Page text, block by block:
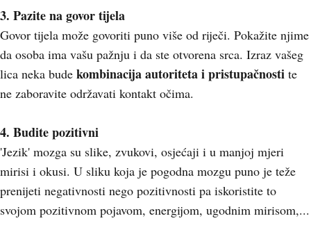
3. Pazite na govor tijela
Govor tijela može govoriti puno više od riječi. Pokažite njime
da osoba ima vašu pažnju i da ste otvorena srca. Izraz vašeg
lica neka bude kombinacija autoriteta i pristupačnosti te
ne zaboravite održavati kontakt očima.
4. Budite pozitivni
'Jezik' mozga su slike, zvukovi, osjećaji i u manjoj mjeri
mirisi i okusi. U sliku koja je pogodna mozgu puno je teže
prenijeti negativnosti nego pozitivnosti pa iskoristite to
svojom pozitivnom pojavom, energijom, ugodnim mirisom,...